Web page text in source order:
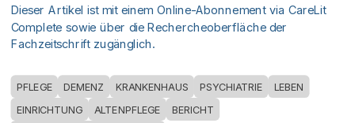
Dieser Artikel ist mit einem Online-Abonnement via CareLit
Complete sowie über die Rechercheoberfläche der
Fachzeitschrift zugänglich.
PFLEGE DEMENZ KRANKENHAUS PSYCHIATRIE LEBEN
EINRICHTUNG ALTENPFLEGE
BERICHT